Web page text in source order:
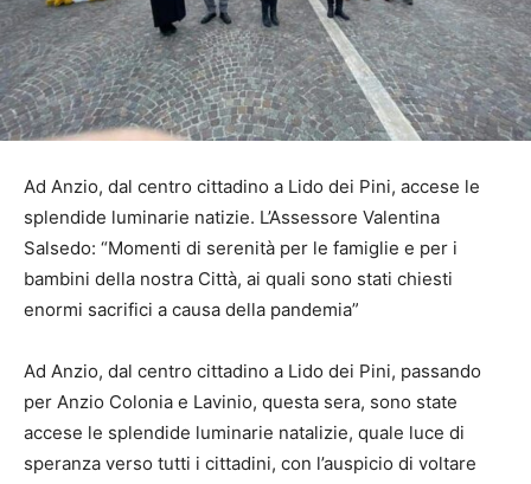
Ad Anzio, dal centro cittadino a Lido dei Pini, accese le
splendide luminarie natizie. L’Assessore Valentina
Salsedo: “Momenti di serenità per le famiglie e per i
bambini della nostra Città, ai quali sono stati chiesti
enormi sacrifici a causa della pandemia”
Ad Anzio, dal centro cittadino a Lido dei Pini, passando
per Anzio Colonia e Lavinio, questa sera, sono state
accese le splendide luminarie natalizie, quale luce di
speranza verso tutti i cittadini, con l’auspicio di voltare